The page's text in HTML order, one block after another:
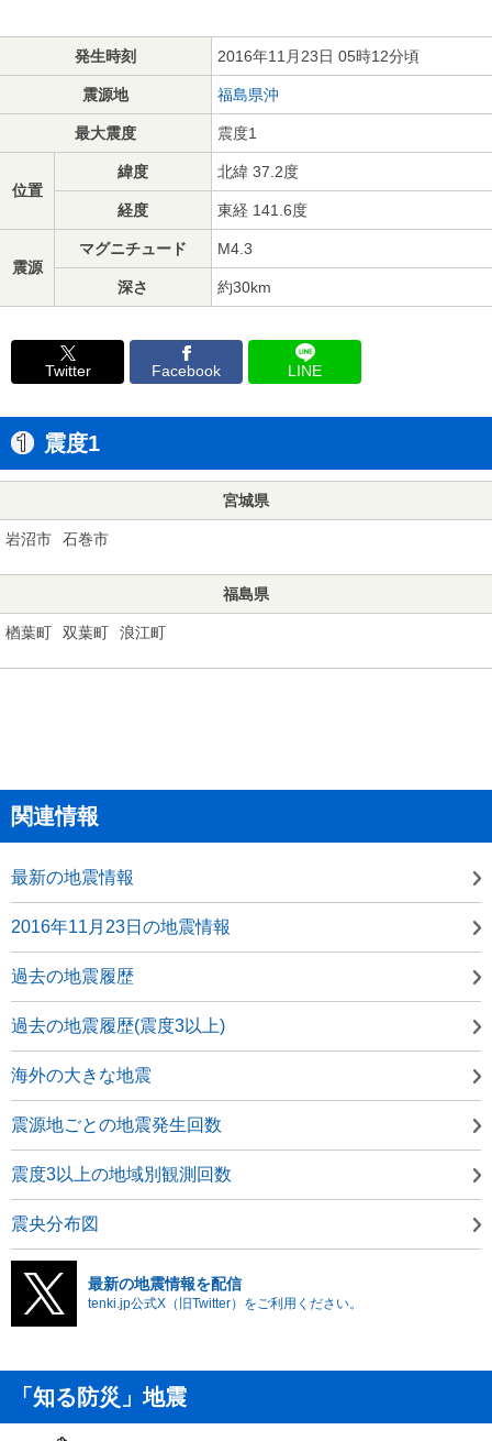
発生時刻 2016年11月23日 05時12分頃
震源地 福島県沖
最大震度 震度1
位置
緯度 北緯 37.2度
経度 東経 141.6度
震源
マグニチュード M4.3
深さ 約30km
Twitter Facebook LINE
震度1
宮城県
岩沼市 石巻市
福島県
楢葉町 双葉町 浪江町
関連情報
最新の地震情報
2016年11月23日の地震情報
過去の地震履歴
過去の地震履歴(震度3以上)
海外の大きな地震
震源地ごとの地震発生回数
震度3以上の地域別観測回数
震央分布図
最新の地震情報を配信
tenki.jp公式X（旧Twitter）をご利用ください。
「知る防災」地震